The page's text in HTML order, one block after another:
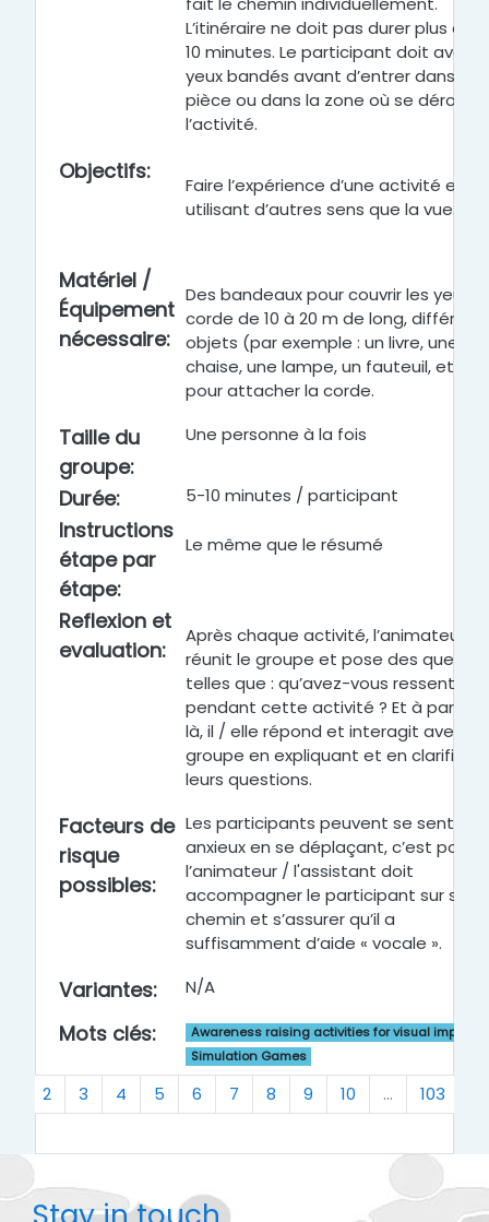
L’itinéraire ne doit pas durer plus de
10 minutes. Le participant doit avoir
yeux bandés avant d’entrer dans la
pièce ou dans la zone où se déroule
l’activité.
Objectifs:
Faire l’expérience d’une activité en
utilisant d’autres sens que la vue.
Matériel /
Équipement
nécessaire:
Des bandeaux pour couvrir les yeux,
corde de 10 à 20 m de long,
objets (par exemple : un livre, une
chaise, une lampe, un fauteuil, etc.)
pour attacher la corde.
Taille du
groupe:
Une personne à la fois
Durée: 5-10 minutes / participant
Instructions
étape par
étape:
Le même que le résumé
Reflexion et
evaluation:
Après chaque activité, l’animateur
réunit le groupe et pose des
telles que : qu’avez-vous ressenti
pendant cette activité ? Et à partir
là, il / elle répond et interagit avec le
groupe en expliquant et en clarifiant
leurs questions.
Facteurs de
risque
possibles:
Les participants peuvent se sentir
anxieux en se déplaçant, c’est
l’animateur / l'assistant doit
accompagner le participant sur son
chemin et s’assurer qu’il a
suffisamment d’aide « vocale ».
Variantes: N/A
Mots clés:
Awareness raising activities for visual
Simulation Games
(current)
2 3 4 5 6 7 8 9 10 … 103